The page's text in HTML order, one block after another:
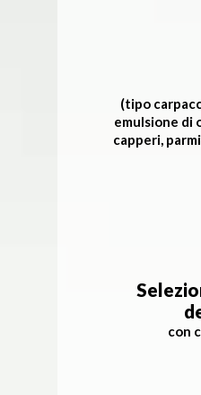
(tipo
emulsione di
capperi,
con